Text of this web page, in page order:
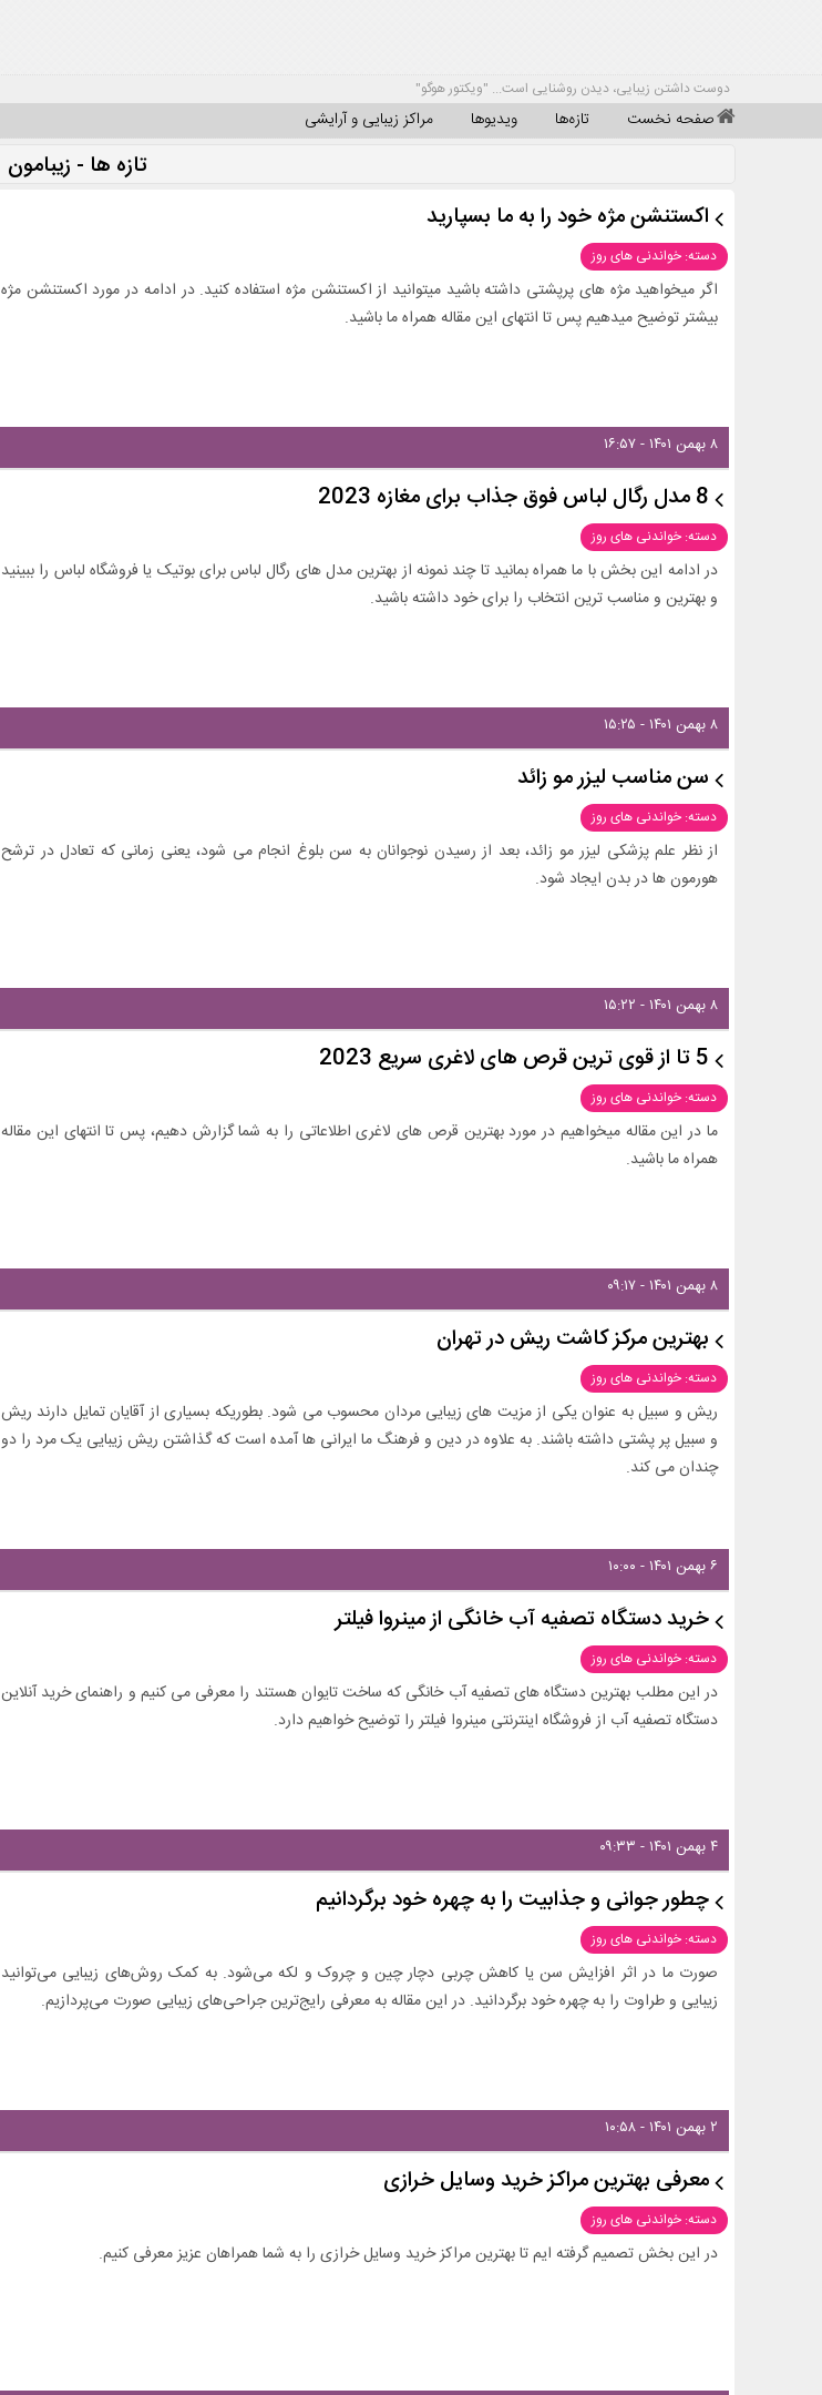
دوست داشتن زیبایی، دیدن روشنایی است... "ویکتور هوگو"
صفحه نخست تازه‌ها ویدیوها مراکز زیبایی و آرایشی
تازه ها - زیبامون
اکستنشن مژه خود را به ما بسپارید
دسته: خواندنی های روز
اگر میخواهید مژه های پرپشتی داشته باشید میتوانید از اکستنشن مژه استفاده کنید. در ادامه در مورد اکستنشن مژه
بیشتر توضیح میدهیم پس تا انتهای این مقاله همراه ما باشید.
۸ بهمن ۱۴۰۱ - ۱۶:۵۷
8 مدل رگال لباس فوق جذاب برای مغازه 2023
دسته: خواندنی های روز
در ادامه این بخش با ما همراه بمانید تا چند نمونه از بهترین مدل های رگال لباس برای بوتیک یا فروشگاه لباس را ببینید
و بهترین و مناسب ترین انتخاب را برای خود داشته باشید.
۸ بهمن ۱۴۰۱ - ۱۵:۲۵
سن مناسب لیزر مو زائد
دسته: خواندنی های روز
از نظر علم پزشکی لیزر مو زائد، بعد از رسیدن نوجوانان به سن بلوغ انجام می شود، یعنی زمانی که تعادل در ترشح
هورمون ها در بدن ایجاد شود.
۸ بهمن ۱۴۰۱ - ۱۵:۲۲
5 تا از قوی ترین قرص های لاغری سریع 2023
دسته: خواندنی های روز
ما در این مقاله میخواهیم در مورد بهترین قرص های لاغری اطلاعاتی را به شما گزارش دهیم، پس تا انتهای این مقاله
همراه ما باشید.
۸ بهمن ۱۴۰۱ - ۰۹:۱۷
بهترین مرکز کاشت ریش در تهران
دسته: خواندنی های روز
ریش و سبیل به عنوان یکی از مزیت های زیبایی مردان محسوب می شود. بطوریکه بسیاری از آقایان تمایل دارند ریش
و سبیل پر پشتی داشته باشند. به علاوه در دین و فرهنگ ما ایرانی ها آمده است که گذاشتن ریش زیبایی یک مرد را دو
چندان می کند.
۶ بهمن ۱۴۰۱ - ۱۰:۰۰
خرید دستگاه تصفیه آب خانگی از مینروا فیلتر
دسته: خواندنی های روز
در این مطلب بهترین دستگاه های تصفیه آب خانگی که ساخت تایوان هستند را معرفی می کنیم و راهنمای خرید آنلاین
دستگاه تصفیه آب از فروشگاه اینترنتی مینروا فیلتر را توضیح خواهیم دارد.
۴ بهمن ۱۴۰۱ - ۰۹:۳۳
چطور جوانی و جذابیت را به چهره خود برگردانیم
دسته: خواندنی های روز
صورت ما در اثر افزایش سن یا کاهش چربی دچار چین و چروک و لکه می‌شود. به کمک روش‌های زیبایی می‌توانید
زیبایی و طراوت را به چهره خود برگردانید. در این مقاله به معرفی رایج‌ترین جراحی‌های زیبایی صورت می‌پردازیم.
۲ بهمن ۱۴۰۱ - ۱۰:۵۸
معرفی بهترین مراکز خرید وسایل خرازی
دسته: خواندنی های روز
در این بخش تصمیم گرفته ایم تا بهترین مراکز خرید وسایل خرازی را به شما همراهان عزیز معرفی کنیم.